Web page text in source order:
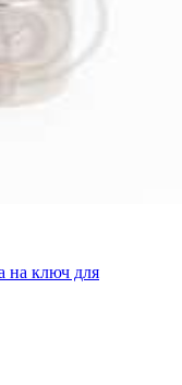
на ключ для